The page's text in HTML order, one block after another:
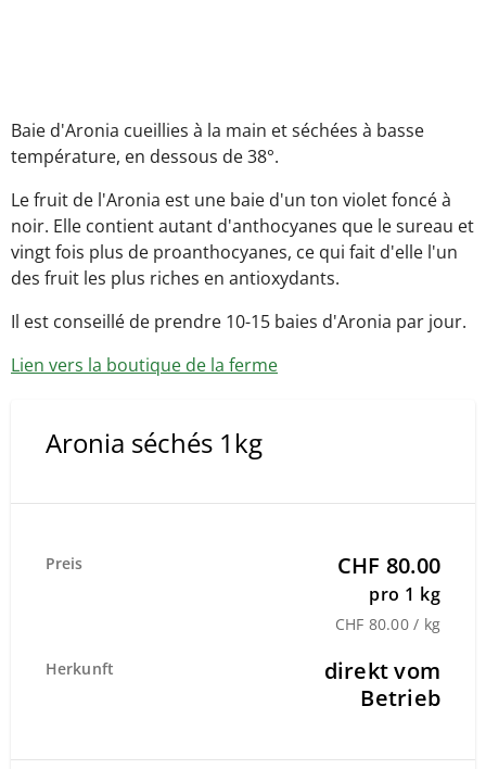
Baie d'Aronia cueillies à la main et séchées à basse
température, en dessous de 38°.
Le fruit de l'Aronia est une baie d'un ton violet foncé à
noir. Elle contient autant d'anthocyanes que le sureau et
vingt fois plus de proanthocyanes, ce qui fait d'elle l'un
des fruit les plus riches en antioxydants.
Il est conseillé de prendre 10-15 baies d'Aronia par jour.
Lien vers la boutique de la ferme
Aronia séchés 1kg
Preis CHF 80.00
pro 1 kg
CHF 80.00 / kg
Herkunft
direkt vom
Betrieb